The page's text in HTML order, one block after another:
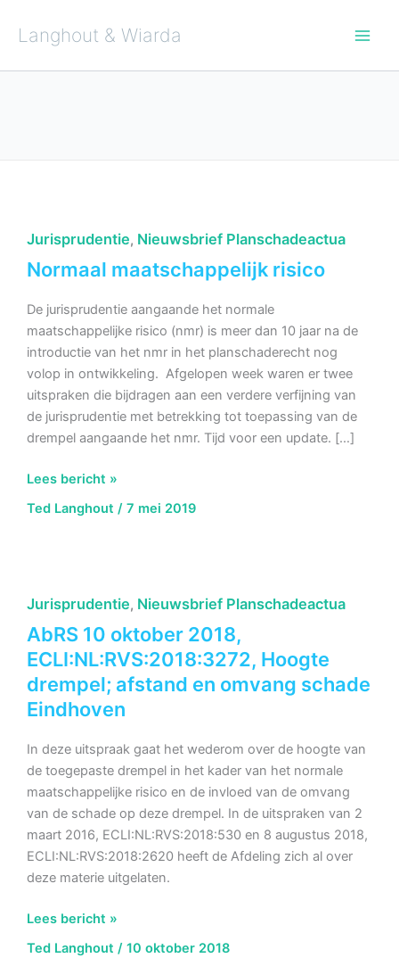
inhoudLanghout & Wiarda
Jurisprudentie, Nieuwsbrief Planschadeactua
Normaal maatschappelijk risico
De jurisprudentie aangaande het normale
maatschappelijke risico (nmr) is meer dan 10 jaar na de
introductie van het nmr in het planschaderecht nog
volop in ontwikkeling. Afgelopen week waren er twee
uitspraken die bijdragen aan een verdere verfijning van
de jurisprudentie met betrekking tot toepassing van de
drempel aangaande het nmr. Tijd voor een update. […]
Normaal
maatschappelijk
Lees bericht »
Ted Langhout / 7 mei 2019
Jurisprudentie, Nieuwsbrief Planschadeactua
AbRS 10 oktober 2018,
ECLI:NL:RVS:2018:3272, Hoogte
drempel; afstand en omvang schade
Eindhoven
In deze uitspraak gaat het wederom over de hoogte van
de toegepaste drempel in het kader van het normale
maatschappelijke risico en de invloed van de omvang
van de schade op deze drempel. In de uitspraken van 2
maart 2016, ECLI:NL:RVS:2018:530 en 8 augustus 2018,
ECLI:NL:RVS:2018:2620 heeft de Afdeling zich al over
deze materie uitgelaten.
AbRS
Lees bericht »
Ted Langhout / 10 oktober 2018